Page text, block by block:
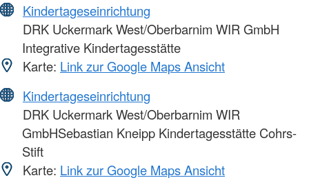
Kindertageseinrichtung
DRK Uckermark West/Oberbarnim WIR GmbH
Integrative Kindertagesstätte
Karte: Link zur Google Maps Ansicht
Kindertageseinrichtung
DRK Uckermark West/Oberbarnim WIR
GmbHSebastian Kneipp Kindertagesstätte Cohrs-
Stift
Karte: Link zur Google Maps Ansicht